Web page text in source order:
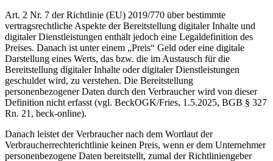
Art. 2 Nr. 7 der Richtlinie (EU) 2019/770 über bestimmte
vertragsrechtliche Aspekte der Bereitstellung digitaler Inhalte und
digitaler Dienstleistungen enthält jedoch eine Legaldefinition des
Preises. Danach ist unter einem „Preis“ Geld oder eine digitale
Darstellung eines Werts, das bzw. die im Austausch für die
Bereitstellung digitaler Inhalte oder digitaler Dienstleistungen
geschuldet wird, zu verstehen. Die Bereitstellung
personenbezogener Daten durch den Verbraucher wird von dieser
Definition nicht erfasst (vgl. BeckOGK/Fries, 1.5.2025, BGB § 327
Rn. 21, beck-online).
Danach leistet der Verbraucher nach dem Wortlaut der
Verbraucherrechterichtlinie keinen Preis, wenn er dem Unternehmer
personenbezogene Daten bereitstellt, zumal der Richtliniengeber